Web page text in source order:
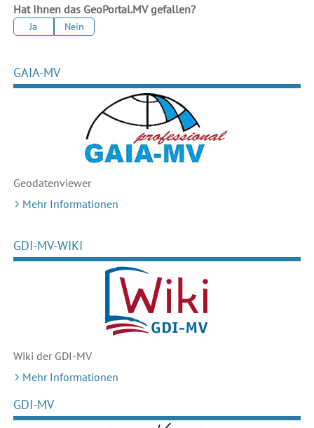
Hat Ihnen das GeoPortal.MV gefallen?
Ja Nein
GAIA-MV
Geodatenviewer
Mehr Informationen
GDI-MV-WIKI
Wiki der GDI-MV
Mehr Informationen
GDI-MV